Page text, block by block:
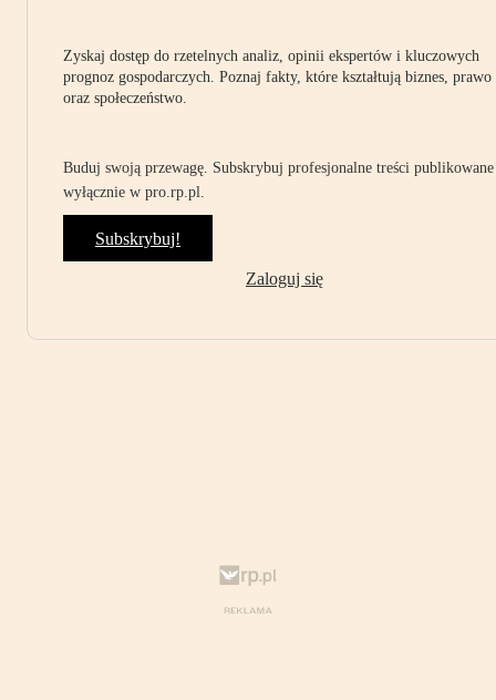
Zyskaj dostęp do rzetelnych analiz, opinii ekspertów i kluczowych
prognoz gospodarczych. Poznaj fakty, które kształtują biznes, prawo
oraz społeczeństwo.
Buduj swoją przewagę. Subskrybuj profesjonalne treści publikowane
wyłącznie w pro.rp.pl.
Subskrybuj!
Zaloguj się